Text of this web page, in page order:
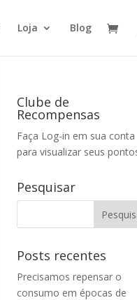
Loja Blog
Clube de
Recompensas
Faça Log-in em sua conta
para visualizar seus
Pesquisar
Posts recentes
Precisamos repensar o
consumo em épocas de